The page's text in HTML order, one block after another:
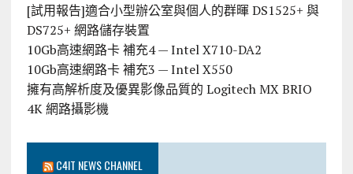
[試用報告]適合小型辦公室與個人的群暉 DS1525+ 與
DS725+ 網路儲存裝置
10Gb高速網路卡 補充4 — Intel X710-DA2
10Gb高速網路卡 補充3 — Intel X550
擁有高解析度及優異影像品質的 Logitech MX BRIO
4K 網路攝影機
C4IT NEWS CHANNEL